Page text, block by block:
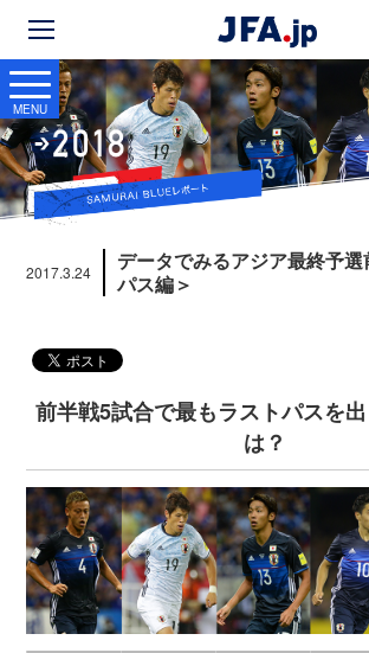
MENU
2017.3.24
データでみるアジア最終予選
パス編＞
前半戦5試合で最もラストパスを
は？